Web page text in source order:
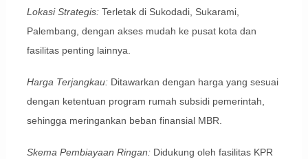
Lokasi Strategis:Terletak di Sukodadi, Sukarami,
Palembang, dengan akses mudah ke pusat kota dan
fasilitas penting lainnya.
Harga Terjangkau:Ditawarkan dengan harga yang sesuai
dengan ketentuan program rumah subsidi pemerintah,
sehingga meringankan beban finansial MBR.
Skema Pembiayaan Ringan:Didukung oleh fasilitas KPR